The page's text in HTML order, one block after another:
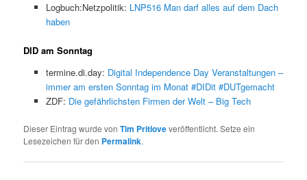
Logbuch:Netzpolitik: LNP516 Man darf alles auf dem Dach
haben
DID am Sonntag
termine.di.day: Digital Independence Day Veranstaltungen –
immer am ersten Sonntag im Monat #DIDit #DUTgemacht
ZDF: Die gefährlichsten Firmen der Welt – Big Tech
Dieser Eintrag wurde vonTim Pritloveveröffentlicht. Setze ein
Lesezeichen für den Permalink.